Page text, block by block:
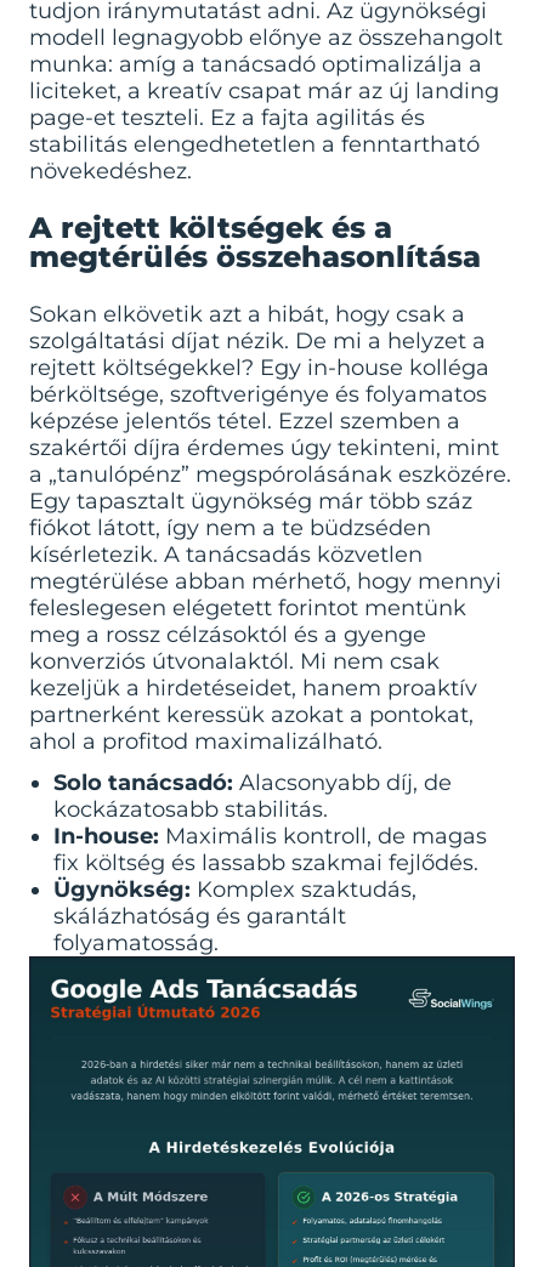
tudjon iránymutatást adni. Az ügynökségi
modell legnagyobb előnye az összehangolt
munka: amíg a tanácsadó optimalizálja a
liciteket, a kreatív csapat már az új landing
page-et teszteli. Ez a fajta agilitás és
stabilitás elengedhetetlen a fenntartható
növekedéshez.
A rejtett költségek és a
megtérülés összehasonlítása
Sokan elkövetik azt a hibát, hogy csak a
szolgáltatási díjat nézik. De mi a helyzet a
rejtett költségekkel? Egy in-house kolléga
bérköltsége, szoftverigénye és folyamatos
képzése jelentős tétel. Ezzel szemben a
szakértői díjra érdemes úgy tekinteni, mint
a „tanulópénz” megspórolásának eszközére.
Egy tapasztalt ügynökség már több száz
fiókot látott, így nem a te büdzséden
kísérletezik. A tanácsadás közvetlen
megtérülése abban mérhető, hogy mennyi
feleslegesen elégetett forintot mentünk
meg a rossz célzásoktól és a gyenge
konverziós útvonalaktól. Mi nem csak
kezeljük a hirdetéseidet, hanem proaktív
partnerként keressük azokat a pontokat,
ahol a profitod maximalizálható.
Solo tanácsadó: Alacsonyabb díj, de
kockázatosabb stabilitás.
In-house: Maximális kontroll, de magas
fix költség és lassabb szakmai fejlődés.
Ügynökség: Komplex szaktudás,
skálázhatóság és garantált
folyamatosság.